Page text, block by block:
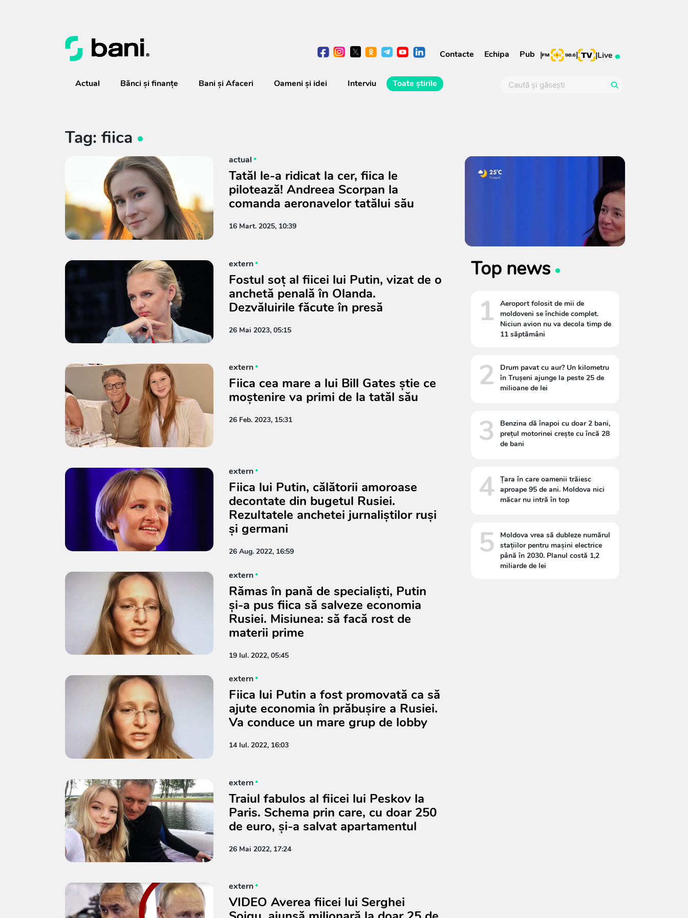
Contacte Echipa Pub | | |Live
Actual Bănci şi finanţe Bani și Afaceri Oameni şi idei Interviu Toate știrile
Tag: fiica
actual
Tatăl le-a ridicat la cer, fiica le
pilotează! Andreea Scorpan la
comanda aeronavelor tatălui său
16 Mart. 2025, 10:39
extern
Fostul soț al fiicei lui Putin, vizat de o
anchetă penală în Olanda.
Dezvăluirile făcute în presă
26 Mai 2023, 05:15
extern
Fiica cea mare a lui Bill Gates știe ce
moștenire va primi de la tatăl său
26 Feb. 2023, 15:31
extern
Fiica lui Putin, călătorii amoroase
decontate din bugetul Rusiei.
Rezultatele anchetei jurnaliștilor ruși
și germani
26 Aug. 2022, 16:59
extern
Rămas în pană de specialişti, Putin
şi-a pus fiica să salveze economia
Rusiei. Misiunea: să facă rost de
materii prime
19 Iul. 2022, 05:45
extern
Fiica lui Putin a fost promovată ca să
ajute economia în prăbușire a Rusiei.
Va conduce un mare grup de lobby
14 Iul. 2022, 16:03
extern
Traiul fabulos al fiicei lui Peskov la
Paris. Schema prin care, cu doar 250
de euro, și-a salvat apartamentul
26 Mai 2022, 17:24
extern
VIDEO Averea fiicei lui Serghei
Top news
1
Aeroport folosit de mii de
moldoveni se închide complet.
Niciun avion nu va decola timp de
11 săptămâni
2
Drum pavat cu aur? Un kilometru
în Trușeni ajunge la peste 25 de
milioane de lei
3
Benzina dă înapoi cu doar 2 bani,
prețul motorinei crește cu încă 28
de bani
4 Țara în care oamenii trăiesc
aproape 95 de ani. Moldova nici
măcar nu intră în top
5
Moldova vrea să dubleze numărul
stațiilor pentru mașini electrice
până în 2030. Planul costă 1,2
miliarde de lei